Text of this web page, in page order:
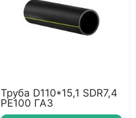
Труба D110*15,1 SDR7,4
PE100 ГАЗ